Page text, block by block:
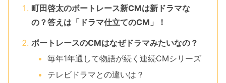
町田啓太のボートレース新CMは新ドラマな
の？答えは「ドラマ仕立てのCM」！
ボートレースのCMはなぜドラマみたいなの？
毎年1年通して物語が続く連続CMシリーズ
テレビドラマとの違いは？